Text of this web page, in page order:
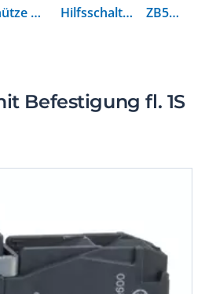
Schütze & Relais Hilfsschalterblock ZB5AZ101
Befestigung fl. 1S